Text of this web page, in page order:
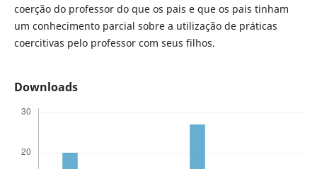
coerção do professor do que os pais e que os pais tinham
um conhecimento parcial sobre a utilização de práticas
coercitivas pelo professor com seus filhos.
Downloads